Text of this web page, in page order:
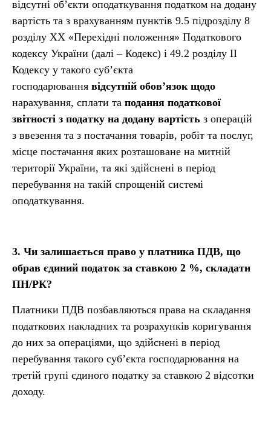
відсутні об’єкти оподаткування податком на додану
вартість та з врахуванням пунктів 9.5 підрозділу 8
розділу ХХ «Перехідні положення» Податкового
кодексу України (далі – Кодекс) і 49.2 розділу ІІ
Кодексу у такого суб’єкта
господарювання відсутній обов’язок щодо
нарахування, сплати та подання податкової
звітності з податку на додану вартість з операцій
з ввезення та з постачання товарів, робіт та послуг,
місце постачання яких розташоване на митній
території України, та які здійснені в період
перебування на такій спрощеній системі
оподаткування.
3. Чи залишається право у платника ПДВ, що
обрав єдиний податок за ставкою 2 %, складати
ПН/РК?
Платники ПДВ позбавляються права на складання
податкових накладних та розрахунків коригування
до них за операціями, що здійснені в період
перебування такого суб’єкта господарювання на
третій групі єдиного податку за ставкою 2 відсотки
доходу.